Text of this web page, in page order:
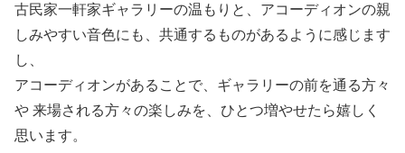
古民家一軒家ギャラリーの温もりと、アコーディオンの親
しみやすい音色にも、共通するものがあるように感じます
し、
アコーディオンがあることで、ギャラリーの前を通る方々
や 来場される方々の楽しみを、ひとつ増やせたら嬉しく
思います。